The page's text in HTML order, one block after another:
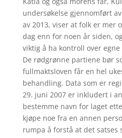
undersøkelse gjennomført
av 2013, viser at folk er mer
dag enn for noen år siden,
viktig å ha kontroll over
De rødgrønne partiene bør
fullmaktsloven får en hel
behandling. Data som er
29. juni 2007 er inkludert i
bestemme navn for laget
kjøpe noe fra en annen
rumpa å forstå at det satses